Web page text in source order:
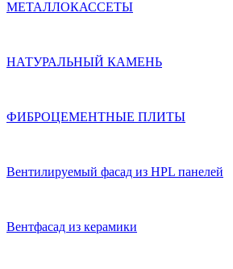
МЕТАЛЛОКАССЕТЫ
НАТУРАЛЬНЫЙ КАМЕНЬ
ФИБРОЦЕМЕНТНЫЕ ПЛИТЫ
Вентилируемый фасад из HPL панелей
Вентфасад из керамики